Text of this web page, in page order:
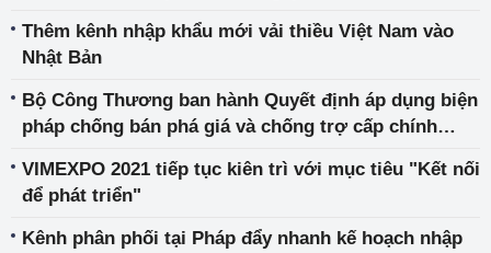
Thêm kênh nhập khẩu mới vải thiều Việt Nam vào
Nhật Bản
Bộ Công Thương ban hành Quyết định áp dụng biện
pháp chống bán phá giá và chống trợ cấp chính
xứ từ Vương quốc Thái Lan
VIMEXPO 2021 tiếp tục kiên trì với mục tiêu "Kết nối
để phát triển"
Kênh phân phối tại Pháp đẩy nhanh kế hoạch nhập